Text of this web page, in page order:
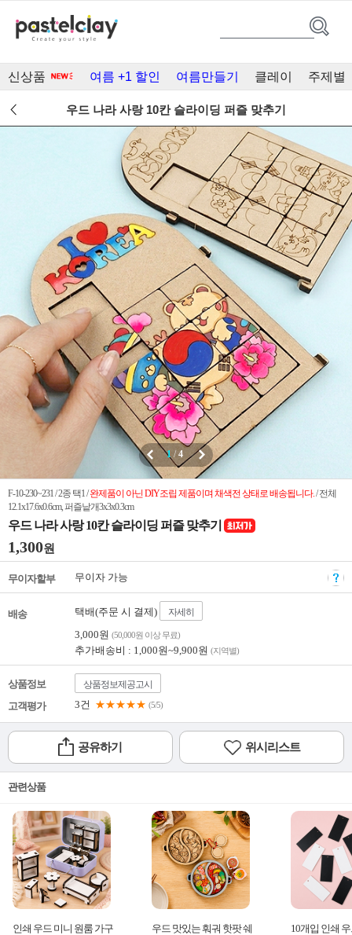
신상품 여름 +1 할인 여름만들기 클레이 주제별
우드 나라 사랑 10칸 슬라이딩 퍼즐 맞추기
1 /4
F-10-230~231 / 2종 택1 /완제품이 아닌 DIY조립 제품이며 채색전 상태로 배송됩니다./ 전체
12.1x17.6x0.6cm, 퍼즐낱개3x3x0.3cm
우드 나라 사랑 10칸 슬라이딩 퍼즐 맞추기
1,300원
무이자할부 무이자 가능
배송 택배(주문 시 결제) 자세히
3,000원 (50,000원 이상 무료)
추가배송비 : 1,000원~9,900원 (지역별)
상품정보 상품정보제공고시
고객평가 3건 ★★★★★ (5/5)
공유하기 위시리스트
관련상품
인쇄 우드 미니 원룸 가구 세트
우드 맛있는 훠궈 핫팟 쉐이커
10개입 인쇄